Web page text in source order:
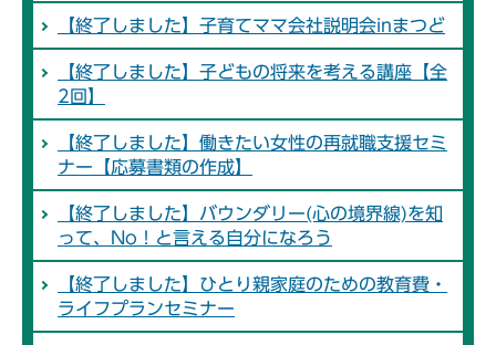
【終了しました】子育てママ会社説明会inまつど
【終了しました】子どもの将来を考える講座【全
2回】
【終了しました】働きたい女性の再就職支援セミ
ナー【応募書類の作成】
【終了しました】バウンダリー(心の境界線)を知
って、No！と言える自分になろう
【終了しました】ひとり親家庭のための教育費・
ライフプランセミナー